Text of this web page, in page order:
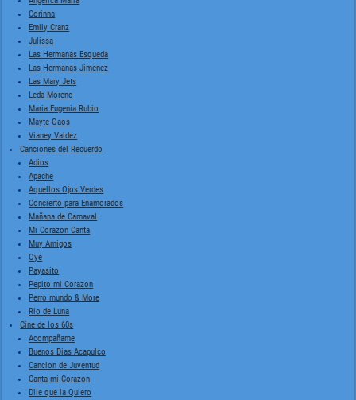
Corinna
Emily Cranz
Julissa
Las Hermanas Esqueda
Las Hermanas Jimenez
Las Mary Jets
Leda Moreno
Maria Eugenia Rubio
Mayte Gaos
Vianey Valdez
Canciones del Recuerdo
Adios
Apache
Aquellos Ojos Verdes
Concierto para Enamorados
Mañana de Carnaval
Mi Corazon Canta
Muy Amigos
Oye
Payasito
Pepito mi Corazon
Perro mundo & More
Rio de Luna
Cine de los 60s
Acompañame
Buenos Dias Acapulco
Cancion de Juventud
Canta mi Corazon
Dile que la Quiero